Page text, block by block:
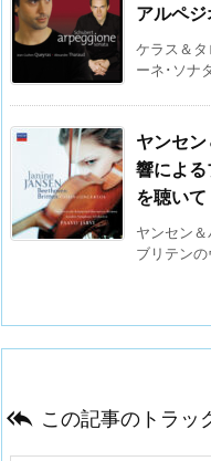
アルペ
ケラス＆
ーネ･ソナ
ヤンセ
響によ
を聴いて
ヤンセン
ブリテン
 この記事のトラッ